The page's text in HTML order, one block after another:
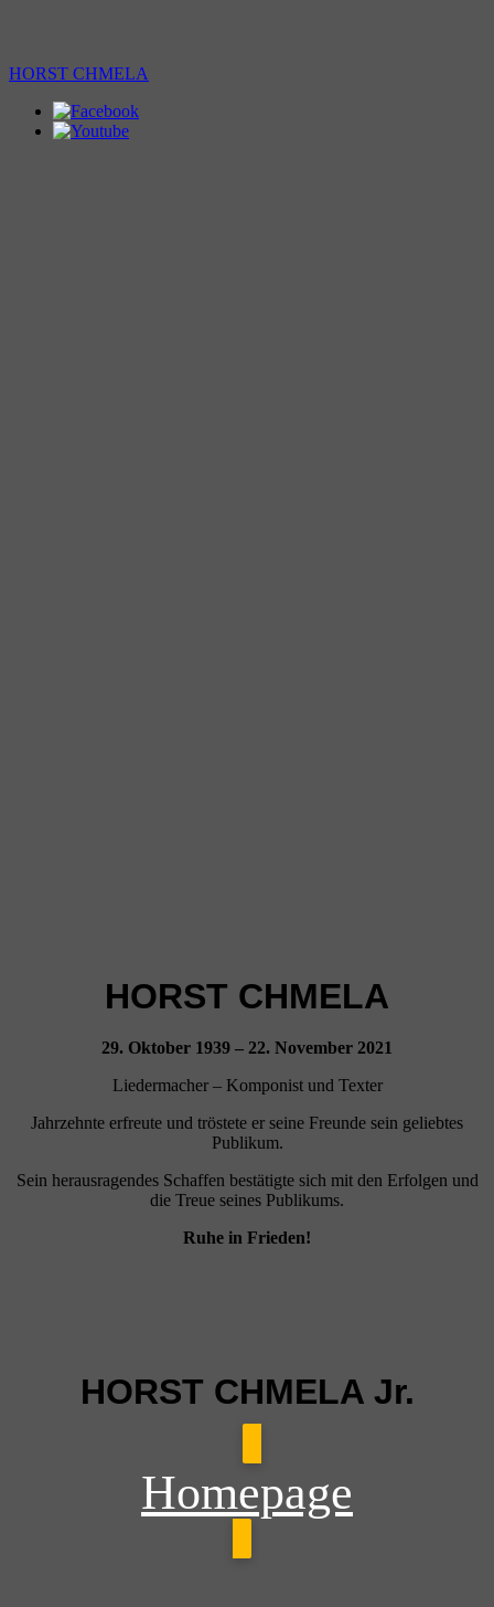
HORST CHMELA
HORST CHMELA
29. Oktober 1939 – 22. November 2021
Liedermacher – Komponist und Texter
Jahrzehnte erfreute und tröstete er seine Freunde sein geliebtes
Publikum.
Sein herausragendes Schaffen bestätigte sich mit den Erfolgen und
die Treue seines Publikums.
Ruhe in Frieden!
HORST CHMELA Jr.
Homepage